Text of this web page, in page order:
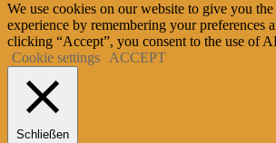
We use cookies on our website to give you
experience by remembering your preferences
clicking “Accept”, you consent to the use of
Cookie settings
ACCEPT
Schließen